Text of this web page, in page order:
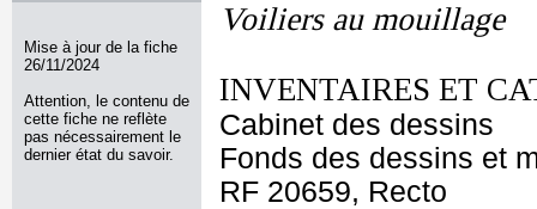
Mise à jour de la fiche
26/11/2024
Attention, le contenu de
cette fiche ne reflète
pas nécessairement le
dernier état du savoir.
Voiliers au mouillage
INVENTAIRES ET
Cabinet des dessins
Fonds des dessins et
RF 20659, Recto